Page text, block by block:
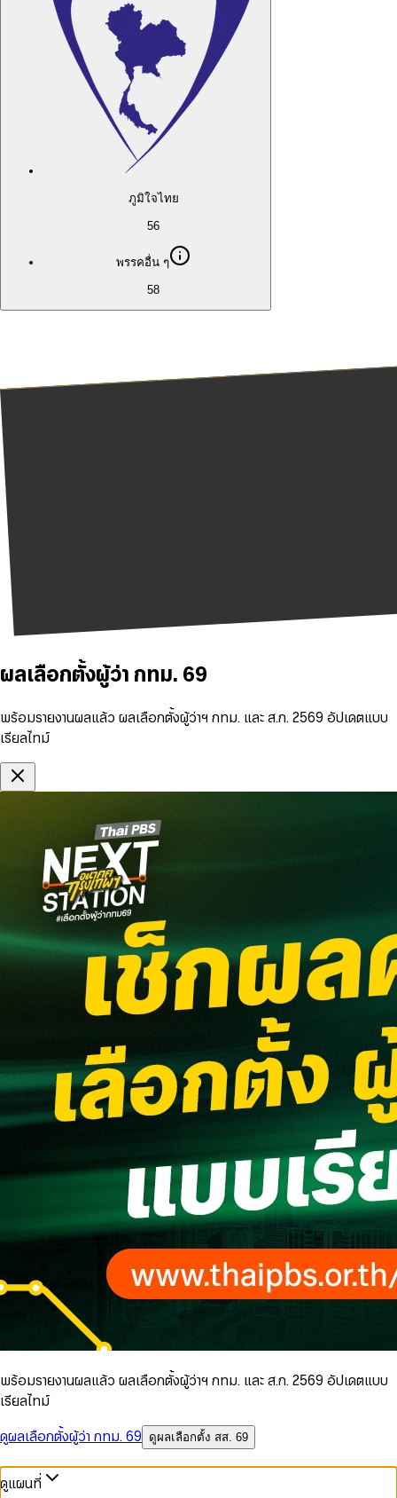
ภูมิใจไทย
56
พรรคอื่น ๆ
58
ผลเลือกตั้งผู้ว่า กทม. 69
พร้อมรายงานผลแล้ว ผลเลือกตั้งผู้ว่าฯ กทม. และ ส.ก. 2569 อัปเดตแบบ
เรียลไทม์
พร้อมรายงานผลแล้ว ผลเลือกตั้งผู้ว่าฯ กทม. และ ส.ก. 2569 อัปเดตแบบ
เรียลไทม์
ดูผลเลือกตั้งผู้ว่า กทม. 69
ดูผลเลือกตั้ง สส. 69
ดูแผนที่